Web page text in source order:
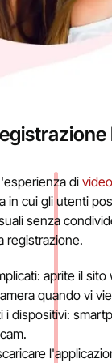
di
in cui gli utenti
senza
registrazione.
aprite il
quando vi
i dispositivi: